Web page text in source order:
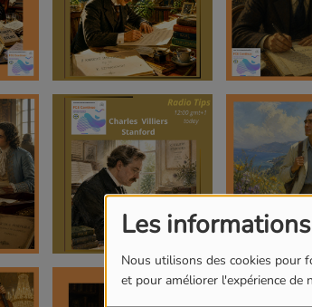
Les
Nous utilisons des cookies pour
et pour améliorer l'expérience de